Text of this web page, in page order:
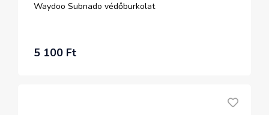
Waydoo Subnado védőburkolat
5 100 Ft